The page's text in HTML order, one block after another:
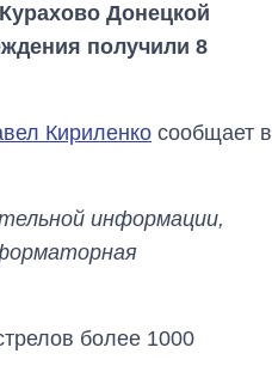
Донецкой
получили 8
Кириленко сообщает в
информации,
более 1000